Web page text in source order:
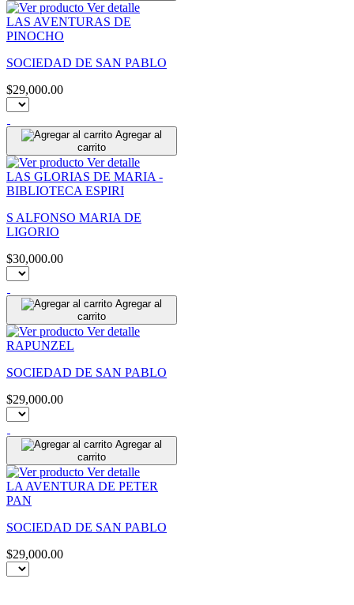
Ver detalle
LAS AVENTURAS DE
PINOCHO
SOCIEDAD DE SAN PABLO
$29,000.00
carrito
Ver detalle
LAS GLORIAS DE MARIA -
BIBLIOTECA ESPIRI
S ALFONSO MARIA DE
LIGORIO
$30,000.00
carrito
Ver detalle
RAPUNZEL
SOCIEDAD DE SAN PABLO
$29,000.00
carrito
Ver detalle
LA AVENTURA DE PETER
PAN
SOCIEDAD DE SAN PABLO
$29,000.00